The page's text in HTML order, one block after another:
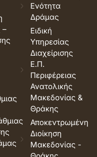
–
Ενότητα
Δράμας
Ειδική
Υπηρεσίας
Διαχείρισης
Ε.Π.
Περιφέρειας
Ανατολικής
Μακεδονίας &
Θράκης
Αποκεντρωμένη
Διοίκηση
Μακεδονίας -